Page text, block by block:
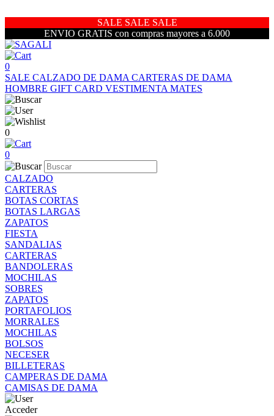
SALE SALE SALE
ENVIO GRATIS con compras mayores a 6.000
0
SALE CALZADO DE DAMA CARTERAS DE DAMA
HOMBRE GIFT CARD VESTIMENTA MATES
0
0
CALZADO
CARTERAS
BOTAS CORTAS
BOTAS LARGAS
ZAPATOS
FIESTA
SANDALIAS
CARTERAS
BANDOLERAS
MOCHILAS
SOBRES
ZAPATOS
PORTAFOLIOS
MORRALES
MOCHILAS
BOLSOS
NECESER
BILLETERAS
CAMPERAS DE DAMA
CAMISAS DE DAMA
Acceder